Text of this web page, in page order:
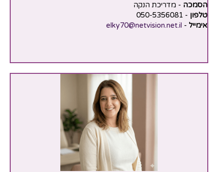
הסמכה - מדריכת הנקה
טלפון - 050-5356081
אימייל -
elky70@netvision.net.il